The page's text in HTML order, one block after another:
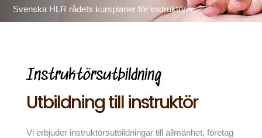
Svenska HLR rådets kursplaner för instruktörer.
Instruktörsutbildning
Utbildning till instruktör
Vi erbjuder instruktörsutbildningar till allmänhet, företag